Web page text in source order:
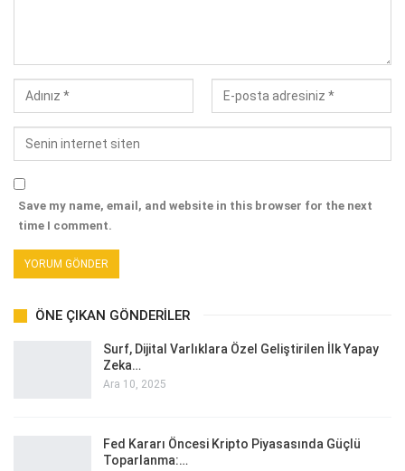
Save my name, email, and website in this browser for the next
time I comment.
ÖNE ÇIKAN GÖNDERILER
Surf, Dijital Varlıklara Özel Geliştirilen İlk Yapay
Zeka…
Ara 10, 2025
Fed Kararı Öncesi Kripto Piyasasında Güçlü
Toparlanma:…